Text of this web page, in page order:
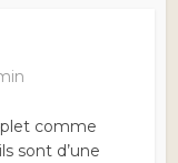
comme
sont d’une